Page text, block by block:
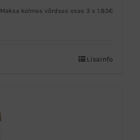
Maksa kolmes võrdses osas 3 x 1.83€
Lisainfo